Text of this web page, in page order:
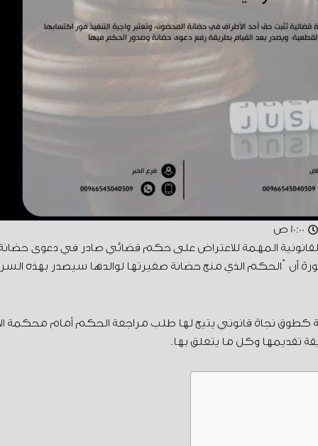
10:00 ص
المهمة للاعتراض على حكم قضائي صادر في دعوى حضانة
أنّ الحكم الذي منح حضانة صغيرتها لوالدها سيصدر بهذه
كطوق نجاة قانوني يتيح لها طلب مراجعة الحكم أمام محكمة
تقديمها وكل ما يتعلق بها.